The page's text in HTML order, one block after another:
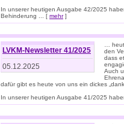
In unserer heutigen Ausgabe 42/2025
Behinderung ... [ mehr]
LVKM-Newsletter 41/2025
05.12.2025
…
den
dass
Auch
dafür gibt es heute von uns ein dickes
In unserer heutigen Ausgabe 41/2025